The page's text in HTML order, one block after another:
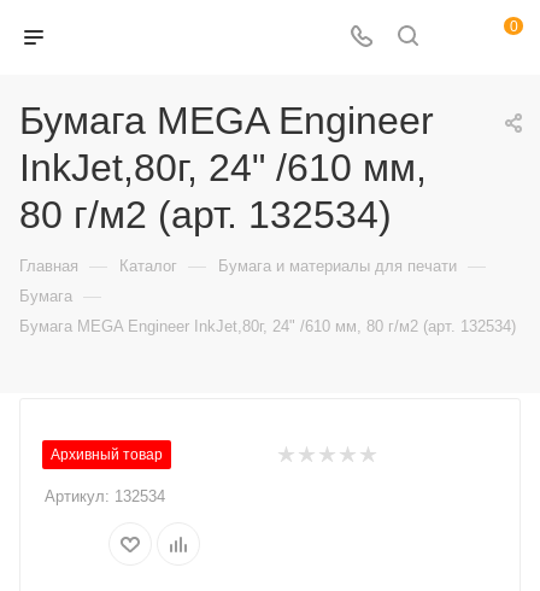
0
Бумага MEGA Engineer
InkJet,80г, 24" /610 мм,
80 г/м2 (арт. 132534)
Главная — Каталог — Бумага и материалы для печати —
Бумага —
Бумага MEGA Engineer InkJet,80г, 24" /610 мм, 80 г/м2 (арт. 132534)
Архивный товар
Артикул: 132534